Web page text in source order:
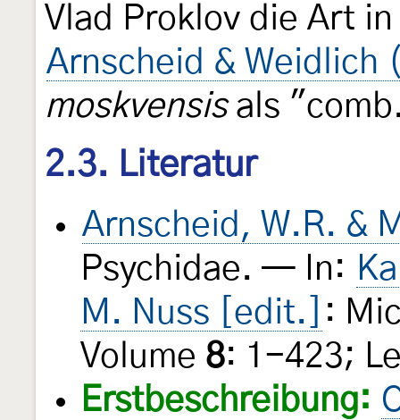
Vlad Proklov die Art
Arnscheid & Weidlich
moskvensisals
2.3. Literatur
Arnscheid, W.R. &
Psychidae. — In:
M. Nuss [edit.]
:
Volume 8: 1-423;
Erstbeschreibung: